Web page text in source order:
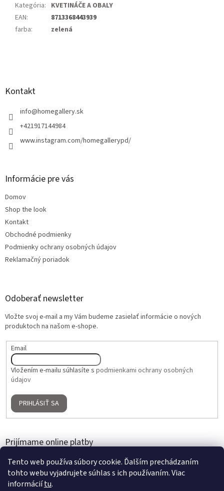
Tento web používa súbory cookie. Ďalším prechádzaním
tohto webu vyjadrujete súhlas s ich používaním. Viac
informáciítu.
Kategória: KVETINÁČE A OBALY
EAN:
8713368443939
farba: zelená
Kontakt
info@homegallery.sk
+421917144984
www.instagram.com/homegallerypd/
Informácie pre vás
Domov
Shop the look
Kontakt
Obchodné podmienky
Podmienky ochrany osobných údajov
Reklamačný poriadok
Odoberať newsletter
Vložte svoj e-mail a my Vám budeme zasielať informácie o nových
produktoch na našom e-shope.
Email
Vložením e-mailu súhlasíte s podmienkami ochrany osobných
údajov
PRIHLÁSIŤ SA
Prijímame online platby